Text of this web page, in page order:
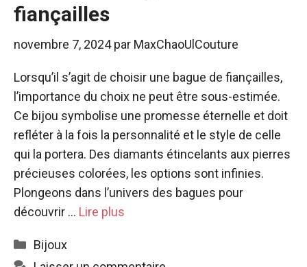
fiançailles
novembre 7, 2024 par MaxChaoUlCouture
Lorsqu’il s’agit de choisir une bague de fiançailles,
l’importance du choix ne peut être sous-estimée.
Ce bijou symbolise une promesse éternelle et doit
refléter à la fois la personnalité et le style de celle
qui la portera. Des diamants étincelants aux pierres
précieuses colorées, les options sont infinies.
Plongeons dans l’univers des bagues pour
découvrir … Lire plus
Catégories
Bijoux